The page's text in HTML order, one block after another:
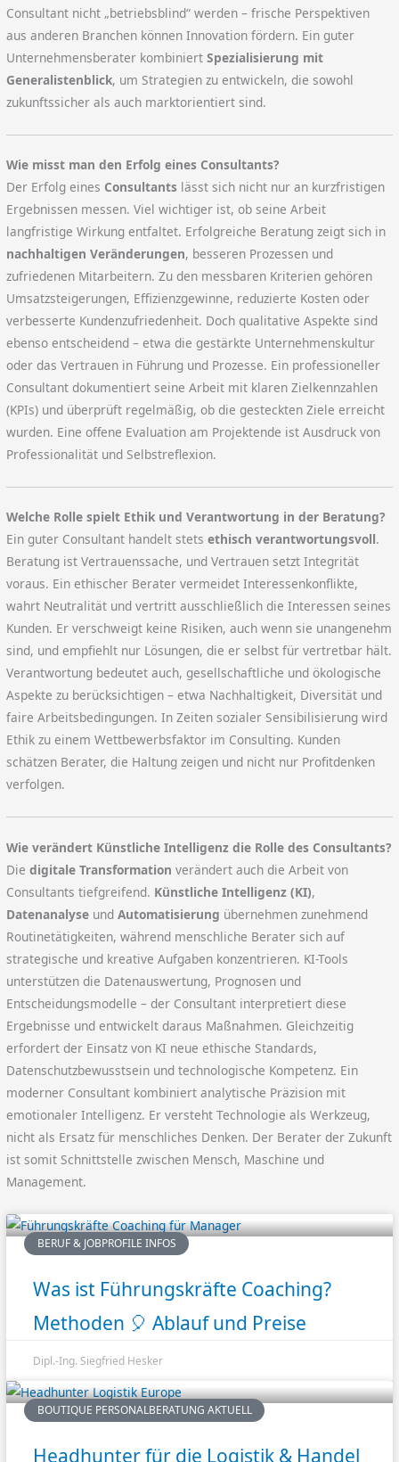
Consultant nicht „betriebsblind“ werden – frische Perspektiven
aus anderen Branchen können Innovation fördern. Ein guter
Unternehmensberater kombiniertSpezialisierung mit
Generalistenblick, um Strategien zu entwickeln, die sowohl
zukunftssicher als auch marktorientiert sind.
Wie misst man den Erfolg eines Consultants?
Der Erfolg eines Consultants lässt sich nicht nur an kurzfristigen
Ergebnissen messen. Viel wichtiger ist, ob seine Arbeit
langfristige Wirkung entfaltet. Erfolgreiche Beratung zeigt sich in
nachhaltigen Veränderungen, besseren Prozessen und
zufriedenen Mitarbeitern. Zu den messbaren Kriterien gehören
Umsatzsteigerungen, Effizienzgewinne, reduzierte Kosten oder
verbesserte Kundenzufriedenheit. Doch qualitative Aspekte sind
ebenso entscheidend – etwa die gestärkte Unternehmenskultur
oder das Vertrauen in Führung und Prozesse. Ein professioneller
Consultant dokumentiert seine Arbeit mit klaren Zielkennzahlen
(KPIs) und überprüft regelmäßig, ob die gesteckten Ziele erreicht
wurden. Eine offene Evaluation am Projektende ist Ausdruck von
Professionalität und Selbstreflexion.
Welche Rolle spielt Ethik und Verantwortung in der Beratung?
Ein guter Consultant handelt stetsethisch verantwortungsvoll.
Beratung ist Vertrauenssache, und Vertrauen setzt Integrität
voraus. Ein ethischer Berater vermeidet Interessenkonflikte,
wahrt Neutralität und vertritt ausschließlich die Interessen seines
Kunden. Er verschweigt keine Risiken, auch wenn sie unangenehm
sind, und empfiehlt nur Lösungen, die er selbst für vertretbar hält.
Verantwortung bedeutet auch, gesellschaftliche und ökologische
Aspekte zu berücksichtigen – etwa Nachhaltigkeit, Diversität und
faire Arbeitsbedingungen. In Zeiten sozialer Sensibilisierung wird
Ethik zu einem Wettbewerbsfaktor im Consulting. Kunden
schätzen Berater, die Haltung zeigen und nicht nur Profitdenken
verfolgen.
Wie verändert Künstliche Intelligenz die Rolle des Consultants?
Diedigitale Transformation verändert auch die Arbeit von
Consultants tiefgreifend. Künstliche Intelligenz (KI),
Datenanalyse undAutomatisierung übernehmen zunehmend
Routinetätigkeiten, während menschliche Berater sich auf
strategische und kreative Aufgaben konzentrieren. KI-Tools
unterstützen die Datenauswertung, Prognosen und
Entscheidungsmodelle – der Consultant interpretiert diese
Ergebnisse und entwickelt daraus Maßnahmen. Gleichzeitig
erfordert der Einsatz von KI neue ethische Standards,
Datenschutzbewusstsein und technologische Kompetenz. Ein
moderner Consultant kombiniert analytische Präzision mit
emotionaler Intelligenz. Er versteht Technologie als Werkzeug,
nicht als Ersatz für menschliches Denken. Der Berater der Zukunft
ist somit Schnittstelle zwischen Mensch, Maschine und
Management.
BERUF & JOBPROFILE INFOS
Was ist Führungskräfte Coaching?
Methoden 🎈 Ablauf und Preise
Dipl.-Ing. Siegfried Hesker
BOUTIQUE PERSONALBERATUNG AKTUELL
Headhunter für die Logistik & Handel